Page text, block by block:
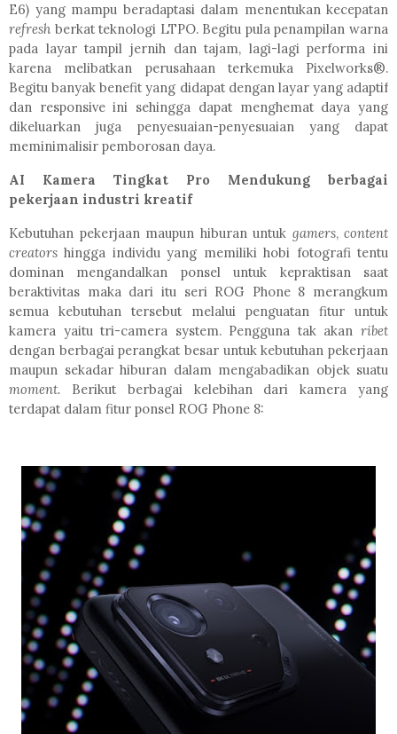
E6) yang mampu beradaptasi dalam menentukan kecepatan
refresh berkat teknologi LTPO. Begitu pula penampilan warna
pada layar tampil jernih dan tajam, lagi-lagi performa ini
karena melibatkan perusahaan terkemuka Pixelworks®.
Begitu banyak benefit yang didapat dengan layar yang adaptif
dan responsive ini sehingga dapat menghemat daya yang
dikeluarkan juga penyesuaian-penyesuaian yang dapat
meminimalisir pemborosan daya.
AI Kamera Tingkat Pro Mendukung berbagai
pekerjaan industri kreatif
Kebutuhan pekerjaan maupun hiburan untuk gamers, content
creators hingga individu yang memiliki hobi fotografi tentu
dominan mengandalkan ponsel untuk kepraktisan saat
beraktivitas maka dari itu seri ROG Phone 8 merangkum
semua kebutuhan tersebut melalui penguatan fitur untuk
kamera yaitu tri-camera system. Pengguna tak akan ribet
dengan berbagai perangkat besar untuk kebutuhan pekerjaan
maupun sekadar hiburan dalam mengabadikan objek suatu
moment.
Berikut berbagai kelebihan dari kamera yang
terdapat dalam fitur ponsel ROG Phone 8: